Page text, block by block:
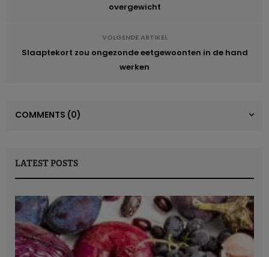
overgewicht
VOLGENDE ARTIKEL
Slaaptekort zou ongezonde eetgewoonten in de hand
werken
COMMENTS (0)
LATEST POSTS